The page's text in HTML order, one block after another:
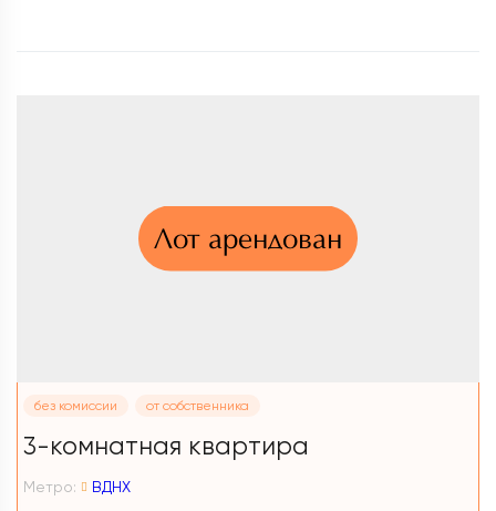
Лот арендован
без комиссии от собственника
3-комнатная квартира
Метро:
ВДНХ